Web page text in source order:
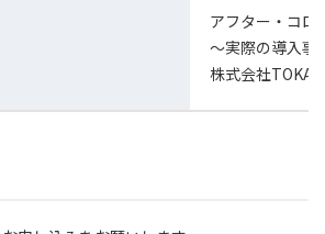
アフター・コロ
～実際の導入事
株式会社TOKAI